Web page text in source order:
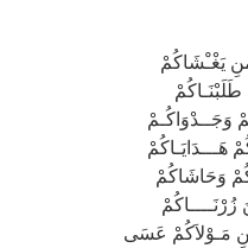
يَغْـْشَاكُمْ
طَلَبْنَـاكُمْ
وَجَــدْوَاكُـمْ
هَـــدَايَـاكُمْ
وَحَاشَاكُمْ
زُرْنَــــاكُمْ
مَـوْلاَكُمْ عَسَى